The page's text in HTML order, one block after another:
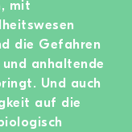
mit
die Gefahren
anhaltende
Und auch
auf die